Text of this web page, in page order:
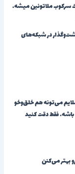
سرکوب ملاتونین میشه.
در شبکه‌های
می‌تونه هم خلق‌وخو
فقط دقت کنید
بهتر می‌کنن